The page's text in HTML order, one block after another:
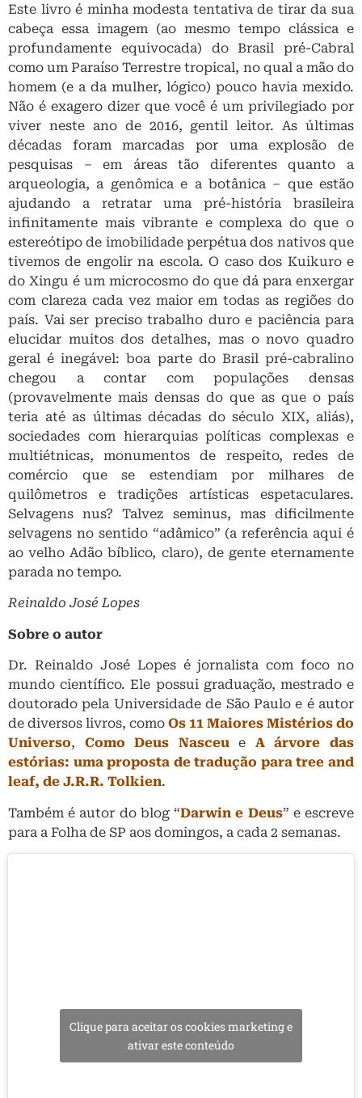
Este livro é minha modesta tentativa de tirar da sua
cabeça essa imagem (ao mesmo tempo clássica e
profundamente equivocada) do Brasil pré-Cabral
como um Paraíso Terrestre tropical, no qual a mão do
homem (e a da mulher, lógico) pouco havia mexido.
Não é exagero dizer que você é um privilegiado por
viver neste ano de 2016, gentil leitor. As últimas
décadas foram marcadas por uma explosão de
pesquisas – em áreas tão diferentes quanto a
arqueologia, a genômica e a botânica – que estão
ajudando a retratar uma pré-história brasileira
infinitamente mais vibrante e complexa do que o
estereótipo de imobilidade perpétua dos nativos que
tivemos de engolir na escola. O caso dos Kuikuro e
do Xingu é um microcosmo do que dá para enxergar
com clareza cada vez maior em todas as regiões do
país. Vai ser preciso trabalho duro e paciência para
elucidar muitos dos detalhes, mas o novo quadro
geral é inegável: boa parte do Brasil pré-cabralino
chegou a contar com populações densas
(provavelmente mais densas do que as que o país
teria até as últimas décadas do século XIX, aliás),
sociedades com hierarquias políticas complexas e
multiétnicas, monumentos de respeito, redes de
comércio que se estendiam por milhares de
quilômetros e tradições artísticas espetaculares.
Selvagens nus? Talvez seminus, mas dificilmente
selvagens no sentido “adâmico” (a referência aqui é
ao velho Adão bíblico, claro), de gente eternamente
parada no tempo.
Reinaldo José Lopes
Sobre o autor
Dr. Reinaldo José Lopes é jornalista com foco no
mundo científico. Ele possui graduação, mestrado e
doutorado pela Universidade de São Paulo e é autor
de diversos livros, como Os 11 Maiores Mistérios do
Universo, Como Deus Nasceue A árvore das
estórias: uma proposta de tradução para tree and
leaf, de J.R.R. Tolkien.
Também é autor do blog “Darwin e Deus” e escreve
para a Folha de SP aos domingos, a cada 2 semanas.
Clique para aceitar os cookies marketing e
ativar este conteúdo